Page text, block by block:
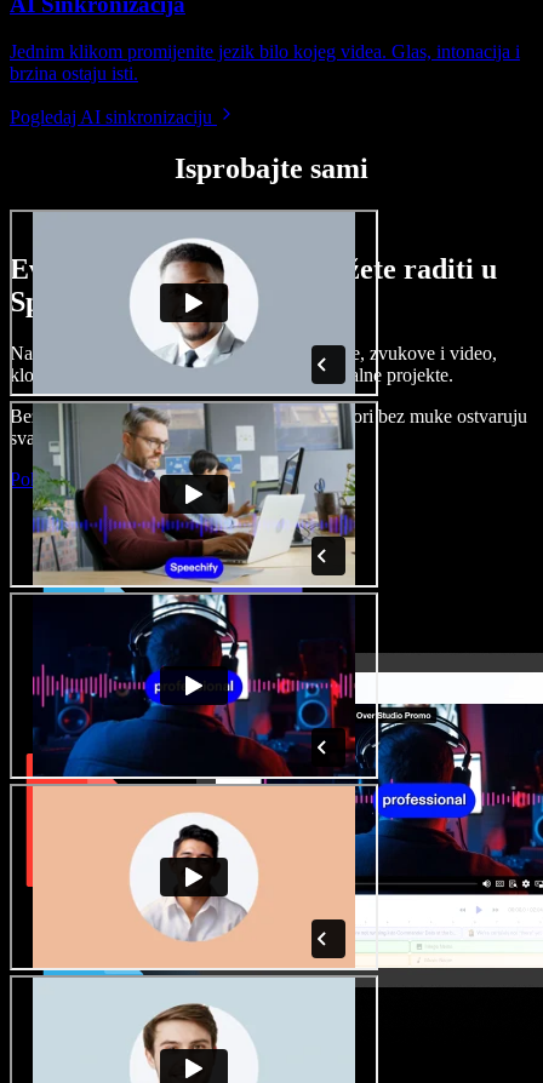
Jednim klikom promijenite jezik bilo kojeg videa. Glas, intonacija i
brzina ostaju isti.
Pogledaj AI sinkronizaciju
Isprobajte sami
Evo malog pregleda što možete raditi u
Speechify Studiju.
Napravite voice overe, dodajte besplatne slike, zvukove i video,
klonirajte svoj glas i složite sjajne audio-vizualne projekte.
Bez učenja i sve dostupno u pregledniku, autori bez muke ostvaruju
svaku kreativnu ideju.
Pokreni Studio